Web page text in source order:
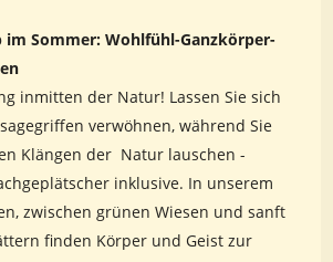
im Sommer: Wohlfühl-Ganzkörper-
inmitten der Natur! Lassen Sie sich
verwöhnen, während Sie
Klängen der Natur lauschen -
inklusive. In unserem
zwischen grünen Wiesen und sanft
finden Körper und Geist zur